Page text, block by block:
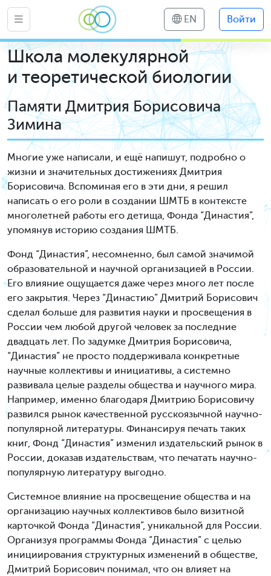
EN Войти
Школа молекулярной
и теоретической биологии
Памяти Дмитрия Борисовича
Зимина
Многие уже написали, и ещё напишут, подробно о
жизни и значительных достижениях Дмитрия
Борисовича. Вспоминая его в эти дни, я решил
написать о его роли в создании ШМТБ в контексте
многолетней работы его детища, Фонда “Династия”,
упомянув историю создания ШМТБ.
Фонд “Династия”, несомненно, был самой значимой
образовательной и научной организацией в России.
Его влияние ощущается даже через много лет после
его закрытия. Через “Династию” Дмитрий Борисович
сделал больше для развития науки и просвещения в
России чем любой другой человек за последние
двадцать лет. По задумке Дмитрия Борисовича,
“Династия” не просто поддерживала конкретные
научные коллективы и инициативы, а системно
развивала целые разделы общества и научного мира.
Например, именно благодаря Дмитрию Борисовичу
развился рынок качественной русскоязычной научно-
популярной литературы. Финансируя печать таких
книг, Фонд “Династия” изменил издательский рынок в
России, доказав издательствам, что печатать научно-
популярную литературу выгодно.
Системное влияние на просвещение общества и на
организацию научных коллективов было визитной
карточкой Фонда “Династия”, уникальной для России.
Организуя программы Фонда “Династия” с целью
инициирования структурных изменений в обществе,
Дмитрий Борисович понимал, что он влияет на